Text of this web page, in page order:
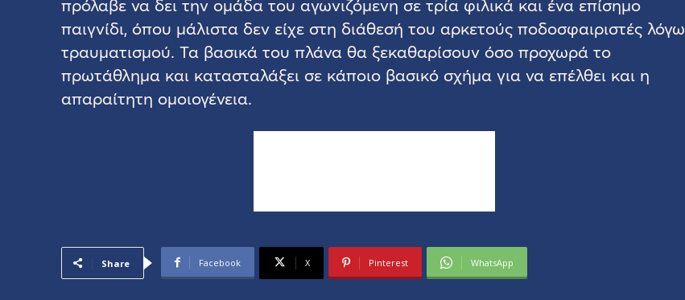
πρόλαβε να δει την ομάδα του αγωνιζόμενη σε τρία φιλικά και ένα επίσημο
παιγνίδι, όπου μάλιστα δεν είχε στη διάθεσή του αρκετούς ποδοσφαιριστές λόγω
τραυματισμού. Τα βασικά του πλάνα θα ξεκαθαρίσουν όσο προχωρά το
πρωτάθλημα και κατασταλάξει σε κάποιο βασικό σχήμα για να επέλθει και η
απαραίτητη ομοιογένεια.
Share Facebook X Pinterest WhatsApp